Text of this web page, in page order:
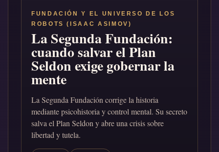
FUNDACIÓN Y EL UNIVERSO DE LOS
ROBOTS (ISAAC ASIMOV)
La Segunda Fundación:
cuando salvar el Plan
Seldon exige gobernar la
mente
La Segunda Fundación corrige la historia
mediante psicohistoria y control mental. Su secreto
salva el Plan Seldon y abre una crisis sobre
libertad y tutela.